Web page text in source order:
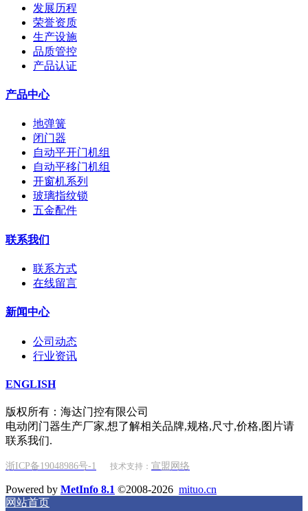
发展历程
荣誉资质
生产设施
品质管控
产品认证
产品中心
地弹簧
闭门器
自动平开门机组
自动平移门机组
开窗机系列
玻璃指纹锁
五金配件
联系我们
联系方式
在线留言
新闻中心
公司动态
行业资讯
ENGLISH
版权所有：海达门控有限公司
电动闭门器生产厂家,想了解相关品牌,规格,尺寸,价格,图片请
联系我们.
浙ICP备19048986号-1 技术支持： 宣盟网络
Powered by MetInfo 8.1 ©2008-2026 mituo.cn
网站首页